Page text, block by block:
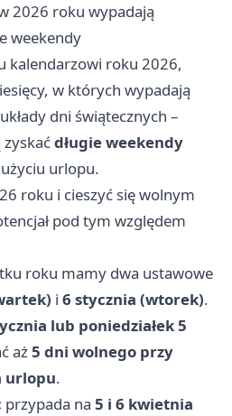
2026 roku wypadają
weekendy
kalendarzowi roku 2026,
w których wypadają
dni świątecznych –
długie weekendy
urlopu.
roku i cieszyć się wolnym
pod tym względem
roku mamy dwa ustawowe
i 6 stycznia (wtorek).
lub poniedziałek 5
aż5 dni wolnego przy
urlopu.
przypada na 5 i 6 kwietnia